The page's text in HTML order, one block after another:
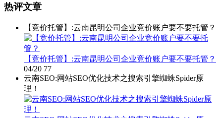
热评文章
【竞价托管】:云南昆明公司企业竞价账户要不要托管？
【竞价托管】:云南昆明公司企业竞价账户要不要托管？
04/20 77
云南SEO:网站SEO优化技术之搜索引擎蜘蛛Spider原
理！